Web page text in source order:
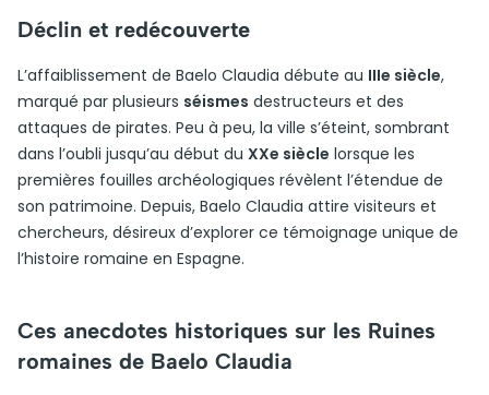
Déclin et redécouverte
L’affaiblissement de Baelo Claudia débute au IIIe siècle,
marqué par plusieurs séismes destructeurs et des
attaques de pirates. Peu à peu, la ville s’éteint, sombrant
dans l’oubli jusqu’au début du XXe siècle lorsque les
premières fouilles archéologiques révèlent l’étendue de
son patrimoine. Depuis, Baelo Claudia attire visiteurs et
chercheurs, désireux d’explorer ce témoignage unique de
l’histoire romaine en Espagne.
Ces anecdotes historiques sur les Ruines
romaines de Baelo Claudia